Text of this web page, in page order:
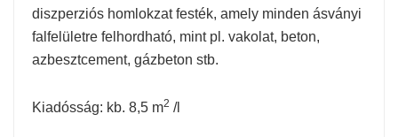
diszperziós homlokzat festék, amely minden ásványi
falfelületre felhordható, mint pl. vakolat, beton,
azbesztcement, gázbeton stb.
Kiadósság: kb. 8,5 m2 /l